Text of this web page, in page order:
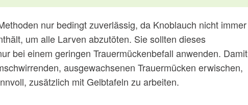
nur bedingt zuverlässig, da Knoblauch nicht immer
um alle Larven abzutöten. Sie sollten dieses
bei einem geringen Trauermückenbefall anwenden. Damit
ausgewachsenen Trauermücken erwischen,
zusätzlich mit Gelbtafeln zu arbeiten.